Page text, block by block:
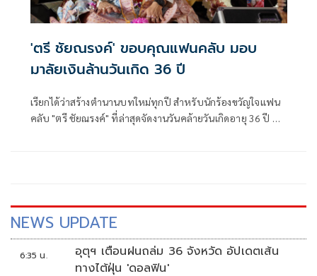
'ตรี ชัยณรงค์' ขอบคุณแฟนคลับ มอบ
มาลัยเงินล้านวันเกิด 36 ปี
เรียกได้ว่าสร้างตำนานบทใหม่ทุกปี สำหรับนักร้องขวัญใจแฟน
คลับ "ตรี ชัยณรงค์" ที่ล่าสุดจัดงานวันคล้ายวันเกิดอายุ 36 ปี ที่
NEWS UPDATE
6:35 น.
อุตุฯ เตือนฝนถล่ม 36 จังหวัด อัปเดตเส้น
ทางไต้ฝุ่น 'ดอลฟิน'